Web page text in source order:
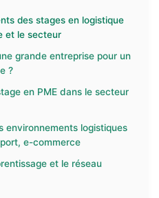
des stages en logistique
et le secteur
grande entreprise pour un
?
en PME dans le secteur
environnements logistiques
e-commerce
et le réseau